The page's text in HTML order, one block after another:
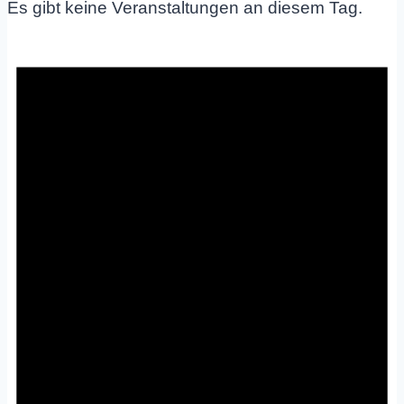
Es gibt keine Veranstaltungen an diesem Tag.